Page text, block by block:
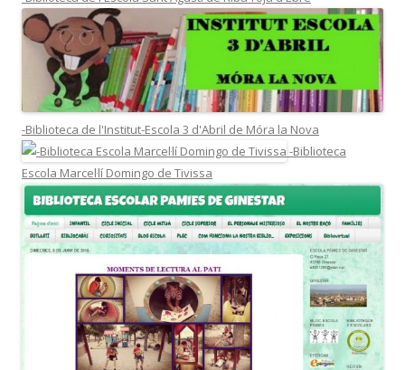
-Biblioteca de l'Institut-Escola 3 d'Abril de Móra la Nova
-Biblioteca
Escola Marcel·lí Domingo de Tivissa